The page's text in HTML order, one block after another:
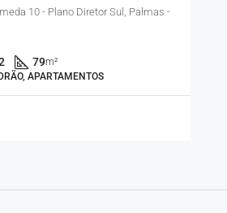
10 - Plano Diretor Sul, Palmas -
79m²
APARTAMENTOS